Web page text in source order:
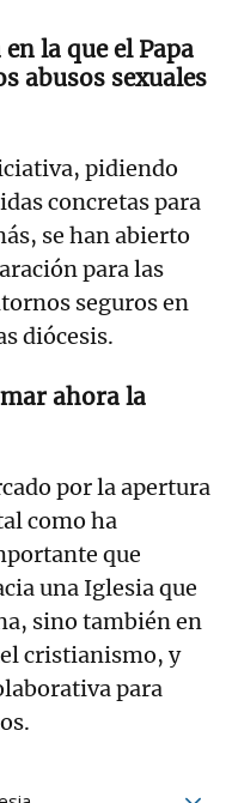
la que el Papa
abusos sexuales
pidiendo
concretas para
se han abierto
para las
seguros en
diócesis.
ahora la
por la apertura
como ha
que
una Iglesia que
sino también en
cristianismo, y
para